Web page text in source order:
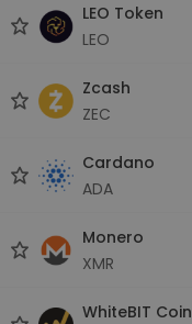
LEO Token
LEO
Zcash
ZEC
Cardano
ADA
Monero
XMR
WhiteBIT Coin